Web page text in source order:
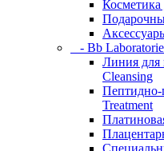
- Bb
Линия для
Cleansing
Пептидно-
Treatment